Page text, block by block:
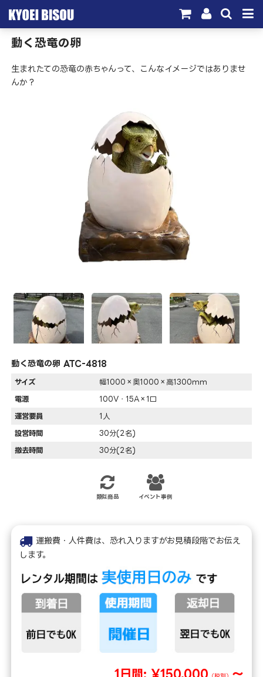
サービス
取引実績
動く恐竜の卵
生まれたての恐竜の赤ちゃんって、こんなイメージではありませ
んか？
動く恐竜の卵 ATC-4818
サイズ 幅1000×奥1000×高1300mm
電源 100V・15A×1口
運営要員 1人
設営時間 30分(2名)
撤去時間 30分(2名)
類似商品 イベント事例
運搬費・人件費は、恐れ入りますがお見積段階でお伝え
します。
1日間: ¥150,000 ～